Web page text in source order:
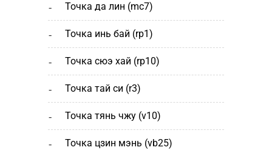
точка да лин (mc7)
точка инь бай (rp1)
точка сюэ хай (rp10)
точка тай си (r3)
точка тянь чжу (v10)
точка цзин мэнь (vb25)